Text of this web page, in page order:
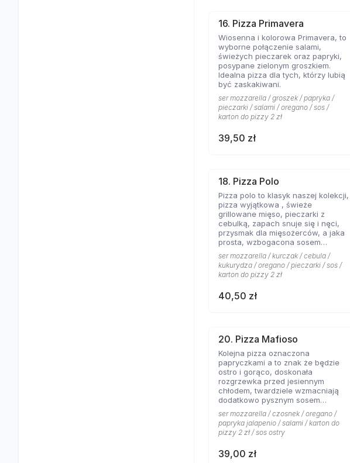
16. Pizza Primavera
Wiosenna i kolorowa Primavera, to
wyborne połączenie salami,
świeżych pieczarek oraz papryki,
posypane zielonym groszkiem.
Idealna pizza dla tych, którzy lubią
być zaskakiwani.
ser mozzarella / groszek / papryka /
pieczarki / salami / oregano / sos /
karton do pizzy 2 zł
39,50 zł
18. Pizza Polo
Pizza polo to klasyk naszej kolekcji,
pizza wyjątkowa , świeże
grillowane mięso, pieczarki z
cebulką, zapach snuje się i nęci,
przysmak dla mięsożerców, a jaka
prosta, wzbogacona sosem
jogurtowo czosnkowym zadowala
od lat Gości Pizzerii Hyyper.
ser mozzarella / kurczak / cebula /
kukurydza / oregano / pieczarki / sos /
karton do pizzy 2 zł
40,50 zł
20. Pizza Mafioso
Kolejna pizza oznaczona
papryczkami a to znak że będzie
ostro i gorąco, doskonała
rozgrzewka przed jesiennym
chłodem, twardziele wzmacniają
dodatkowo pysznym sosem
pomidorowym pikantnym, uf jak
gorąco.
ser mozzarella / czosnek / oregano /
papryka jalapenio / salami / karton do
pizzy 2 zł / sos ostry
39,00 zł